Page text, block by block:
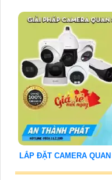
LẮP ĐẶT CAMERA